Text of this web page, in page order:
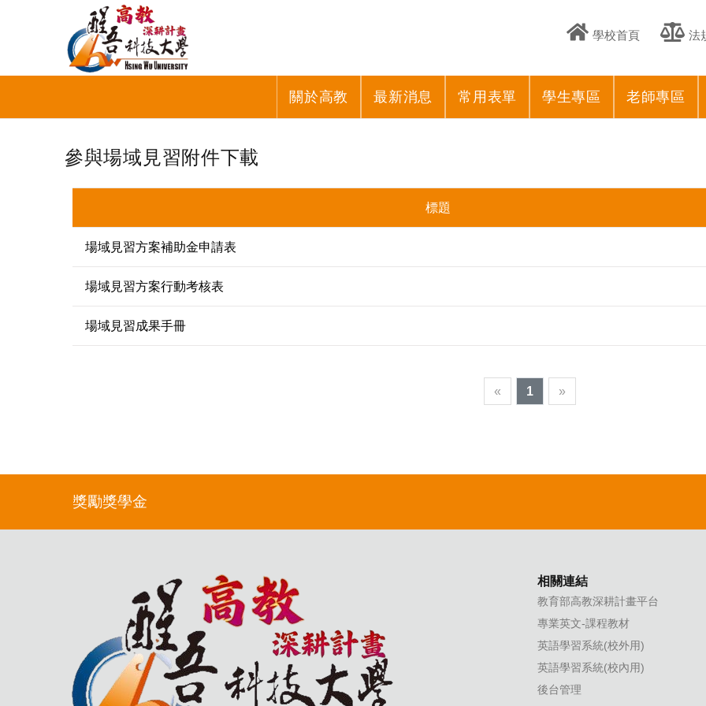
學校首頁 法
關於高教 最新消息 常用表單 學生專區 老師專區
參與場域見習附件下載
標題
場域見習方案補助金申請表
場域見習方案行動考核表
場域見習成果手冊
« 1 »
獎勵獎學金
相關連結
教育部高教深耕計畫平台
專業英文-課程教材
英語學習系統(校外用)
英語學習系統(校內用)
後台管理